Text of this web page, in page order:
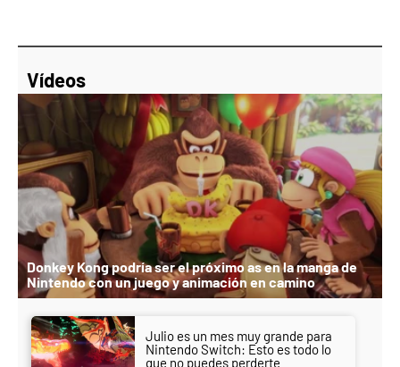
Vídeos
Donkey Kong podría ser el próximo as en la manga de
Nintendo con un juego y animación en camino
Julio es un mes muy grande para
Nintendo Switch: Esto es todo lo
que no puedes perderte